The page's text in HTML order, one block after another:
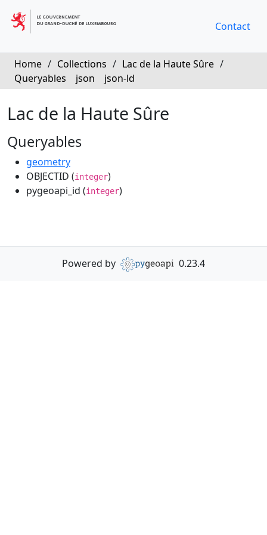
Contact
Home / Collections / Lac de la Haute Sûre /
Queryables
json json-ld
Lac de la Haute Sûre
Queryables
geometry
OBJECTID (integer)
pygeoapi_id (integer)
Powered by 0.23.4